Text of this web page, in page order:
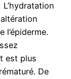
l’épiderme.
est plus
De